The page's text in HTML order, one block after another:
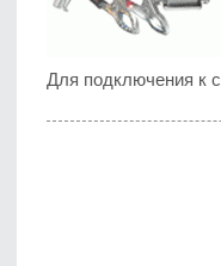
Для подключения к